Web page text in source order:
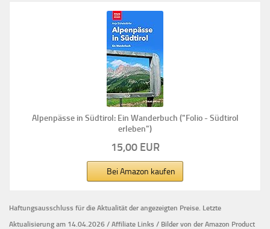
Alpenpässe in Südtirol: Ein Wanderbuch ("Folio - Südtirol
erleben")
15,00 EUR
Bei Amazon kaufen
Haftungsausschluss für die Aktualität der angezeigten Preise. Letzte
Aktualisierung am 14.04.2026 / Affiliate Links / Bilder von der Amazon Product